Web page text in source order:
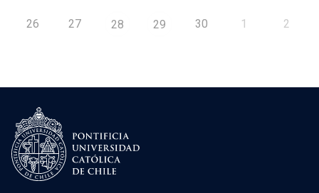
26 27 28 29 30 1 2